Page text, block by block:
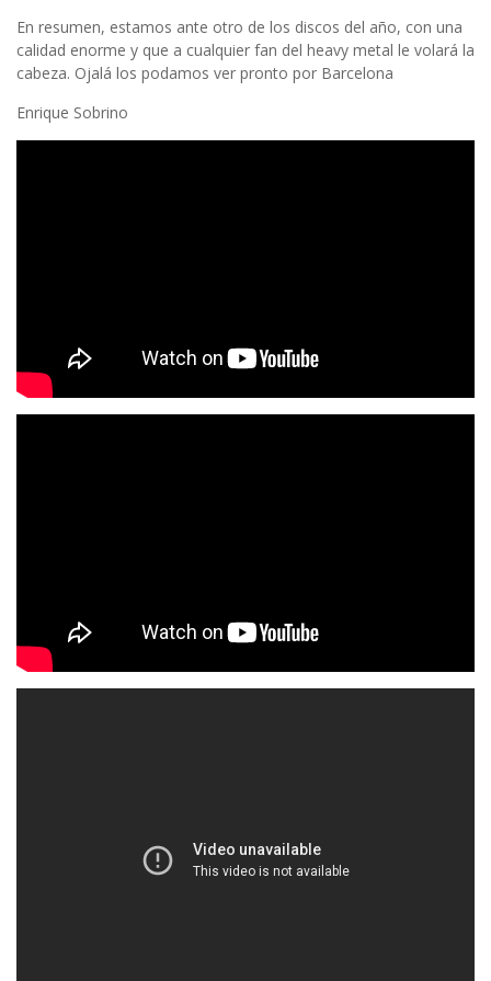
En resumen, estamos ante otro de los discos del año, con una
calidad enorme y que a cualquier fan del heavy metal le volará la
cabeza. Ojalá los podamos ver pronto por Barcelona
Enrique Sobrino